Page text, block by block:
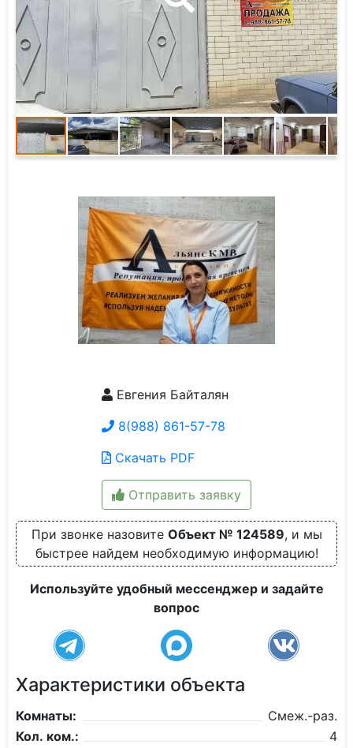
Евгения Байталян
8(988) 861-57-78
Скачать PDF
Отправить заявку
При звонке назовите Объект № 124589, и мы
быстрее найдем необходимую информацию!
Используйте удобный мессенджер и задайте
вопрос
Характеристики объекта
Комнаты:
Смеж.-раз.
Кол. ком.:
4